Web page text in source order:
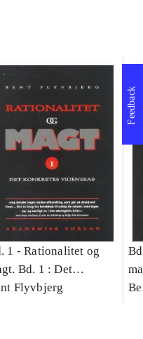
1 -Rationalitet og
Bd. 1 : Det
videnskab
Flyvbjerg
Feedback